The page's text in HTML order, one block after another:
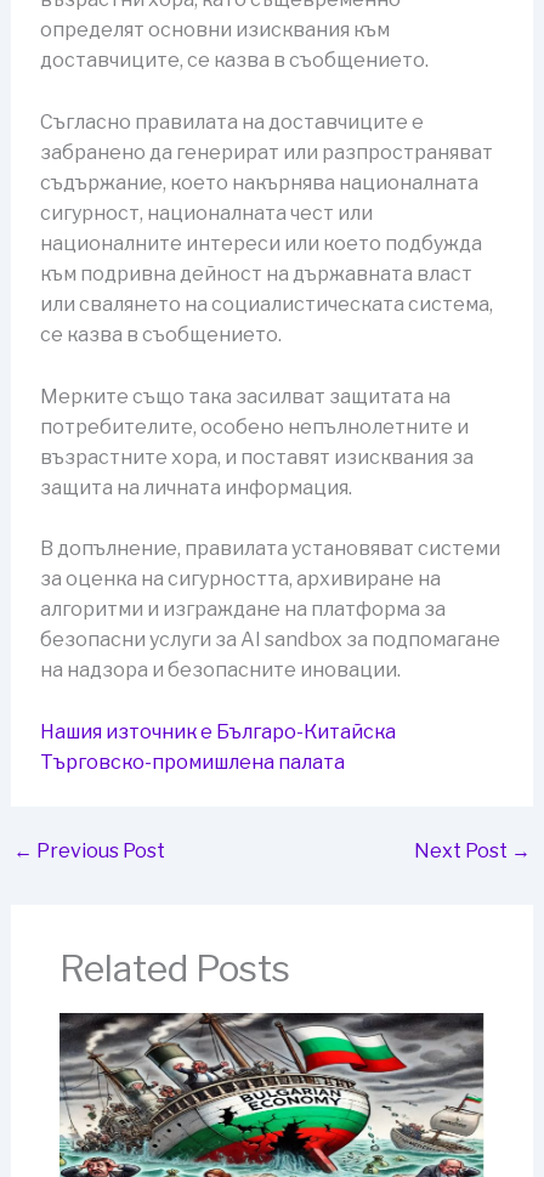
определят основни изисквания към
доставчиците, се казва в съобщението.
Съгласно правилата на доставчиците е
забранено да генерират или разпространяват
съдържание, което накърнява националната
сигурност, националната чест или
националните интереси или което подбужда
към подривна дейност на държавната власт
или свалянето на социалистическата система,
се казва в съобщението.
Мерките също така засилват защитата на
потребителите, особено непълнолетните и
възрастните хора, и поставят изисквания за
защита на личната информация.
В допълнение, правилата установяват системи
за оценка на сигурността, архивиране на
алгоритми и изграждане на платформа за
безопасни услуги за AI sandbox за подпомагане
на надзора и безопасните иновации.
Нашия източник е Българо-Китайска
Търговско-промишлена палaта
← Previous Post Next Post →
Related Posts